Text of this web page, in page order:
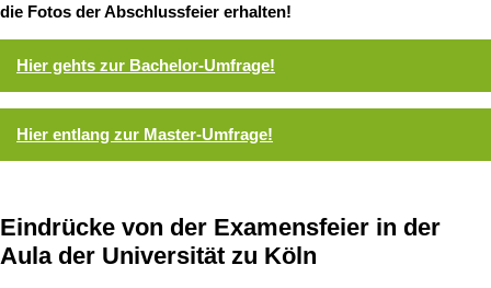
die Fotos der Abschlussfeier erhalten!
Hier gehts zur Bachelor-Umfrage!
Hier entlang zur Master-Umfrage!
Eindrücke von der Examensfeier in der
Aula der Universität zu Köln